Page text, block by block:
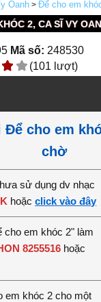
Oanh > Để cho em
2, CA SĨ VY
Mã số: 248530
(101 lượt)
Để cho em
chờ
sử dụng dv nhạc
hoặcclick vào đây
em khóc 2" làm
8255516 hoặc
em khóc 2 cho một